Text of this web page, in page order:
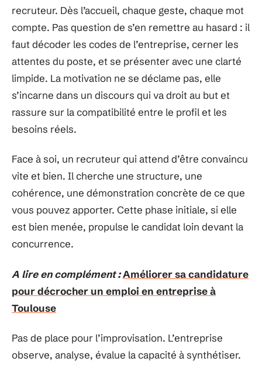
recruteur. Dès l’accueil, chaque geste, chaque mot
compte. Pas question de s’en remettre au hasard : il
faut décoder les codes de l’entreprise, cerner les
attentes du poste, et se présenter avec une clarté
limpide. La motivation ne se déclame pas, elle
s’incarne dans un discours qui va droit au but et
rassure sur la compatibilité entre le profil et les
besoins réels.
Face à soi, un recruteur qui attend d’être convaincu
vite et bien. Il cherche une structure, une
cohérence, une démonstration concrète de ce que
vous pouvez apporter. Cette phase initiale, si elle
est bien menée, propulse le candidat loin devant la
concurrence.
A lire en complément :Améliorer sa candidature
pour décrocher un emploi en entreprise à
Toulouse
Pas de place pour l’improvisation. L’entreprise
observe, analyse, évalue la capacité à synthétiser.